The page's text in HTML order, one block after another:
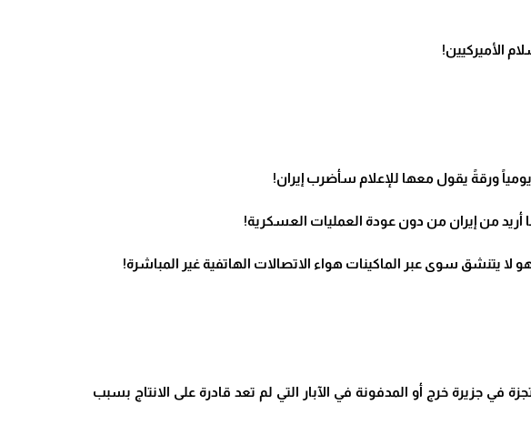
الأميركيين!
ورقةً يقول معها للإعلام سأضرب إيران!
من إيران من دون عودة العمليات العسكرية!
في جزيرة خرج أو المدفونة في الآبار التي لم تعد قادرة على الانتاج بسبب